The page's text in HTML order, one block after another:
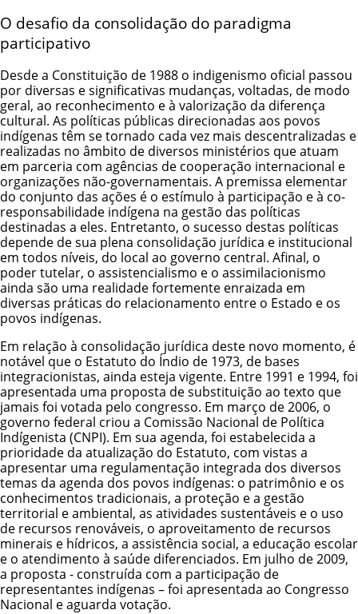
O desafio da consolidação do paradigma
participativo
Desde a Constituição de 1988 o indigenismo oficial passou
por diversas e significativas mudanças, voltadas, de modo
geral, ao reconhecimento e à valorização da diferença
cultural. As políticas públicas direcionadas aos povos
indígenas têm se tornado cada vez mais descentralizadas e
realizadas no âmbito de diversos ministérios que atuam
em parceria com agências de cooperação internacional e
organizações não-governamentais. A premissa elementar
do conjunto das ações é o estímulo à participação e à co-
responsabilidade indígena na gestão das políticas
destinadas a eles. Entretanto, o sucesso destas políticas
depende de sua plena consolidação jurídica e institucional
em todos níveis, do local ao governo central. Afinal, o
poder tutelar, o assistencialismo e o assimilacionismo
ainda são uma realidade fortemente enraizada em
diversas práticas do relacionamento entre o Estado e os
povos indígenas.
Em relação à consolidação jurídica deste novo momento, é
notável que o Estatuto do Índio de 1973, de bases
integracionistas, ainda esteja vigente. Entre 1991 e 1994, foi
apresentada uma proposta de substituição ao texto que
jamais foi votada pelo congresso. Em março de 2006, o
governo federal criou a Comissão Nacional de Política
Indígenista (CNPI). Em sua agenda, foi estabelecida a
prioridade da atualização do Estatuto, com vistas a
apresentar uma regulamentação integrada dos diversos
temas da agenda dos povos indígenas: o patrimônio e os
conhecimentos tradicionais, a proteção e a gestão
territorial e ambiental, as atividades sustentáveis e o uso
de recursos renováveis, o aproveitamento de recursos
minerais e hídricos, a assistência social, a educação escolar
e o atendimento à saúde diferenciados. Em julho de 2009,
a proposta - construída com a participação de
representantes indígenas – foi apresentada ao Congresso
Nacional e aguarda votação.